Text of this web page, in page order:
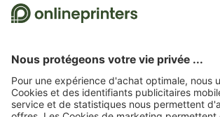
Nous utilisons Trustpilot comme prestataire
évaluations. Vous trouvereziciles mesures prises par
Page d'accueil Panneaux/Pancartes Panneaux
composites alu, 70 x 50 cm